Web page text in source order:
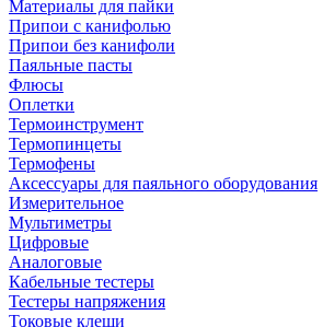
Материалы для пайки
Припои с канифолью
Припои без канифоли
Паяльные пасты
Флюсы
Оплетки
Термоинструмент
Термопинцеты
Термофены
Аксессуары для паяльного оборудования
Измерительное
Мультиметры
Цифровые
Аналоговые
Кабельные тестеры
Тестеры напряжения
Токовые клещи